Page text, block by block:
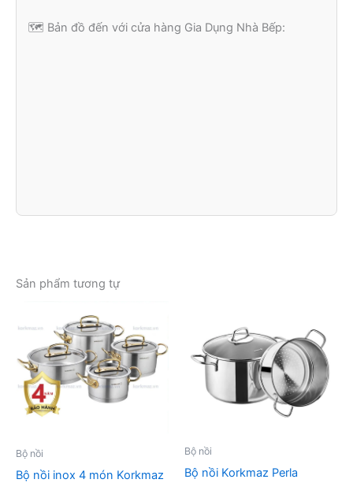
🗺️ Bản đồ đến với cửa hàng Gia Dụng Nhà Bếp:
Sản phẩm tương tự
Bộ nồi
Bộ nồi inox 4 món Korkmaz
Bộ nồi
Bộ nồi Korkmaz Perla